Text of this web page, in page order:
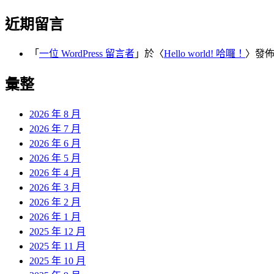
近期留言
「 一位 WordPress 留言者 」於〈Hello world! 哈囉！ 〉發
彙整
2026 年 8 月
2026 年 7 月
2026 年 6 月
2026 年 5 月
2026 年 4 月
2026 年 3 月
2026 年 2 月
2026 年 1 月
2025 年 12 月
2025 年 11 月
2025 年 10 月